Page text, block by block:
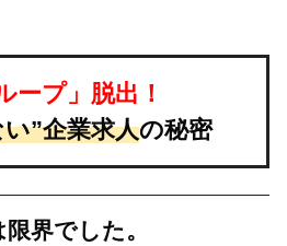
ープ」脱出！
”企業求人の秘密
界でした。